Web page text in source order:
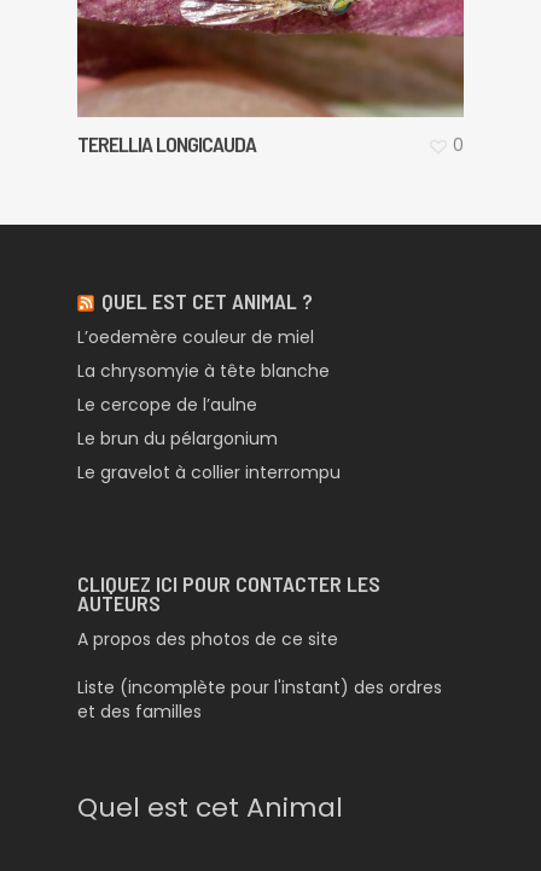
TERELLIA LONGICAUDA 0
QUEL EST CET ANIMAL ?
L’oedemère couleur de miel
La chrysomyie à tête blanche
Le cercope de l’aulne
Le brun du pélargonium
Le gravelot à collier interrompu
CLIQUEZ ICI POUR CONTACTER LES
AUTEURS
A propos des photos de ce site
Liste (incomplète pour l'instant) des ordres
et des familles
Quel est cet Animal